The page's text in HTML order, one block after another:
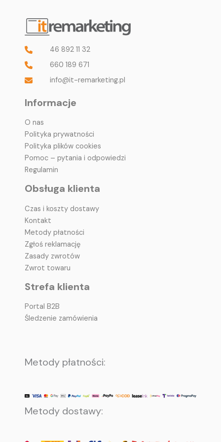
46 892 11 32
660 189 671
info@it-remarketing.pl
Informacje
O nas
Polityka prywatności
Polityka plików cookies
Pomoc – pytania i odpowiedzi
Regulamin
Obsługa klienta
Czas i koszty dostawy
Kontakt
Metody płatności
Zgłoś reklamację
Zasady zwrotów
Zwrot towaru
Strefa klienta
Portal B2B
Śledzenie zamówienia
Metody płatności:
Metody dostawy: